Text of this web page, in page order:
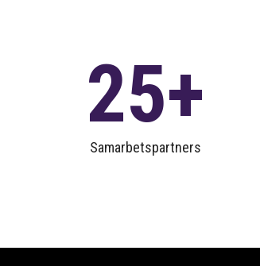
25
Samarbetspartners